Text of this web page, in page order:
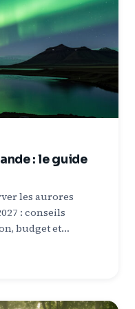
: le guide
les aurores
: conseils
budget et…